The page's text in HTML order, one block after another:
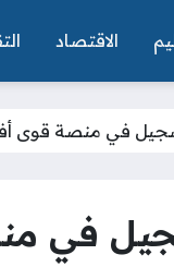
الاقتصاد
في منصة قوى
في